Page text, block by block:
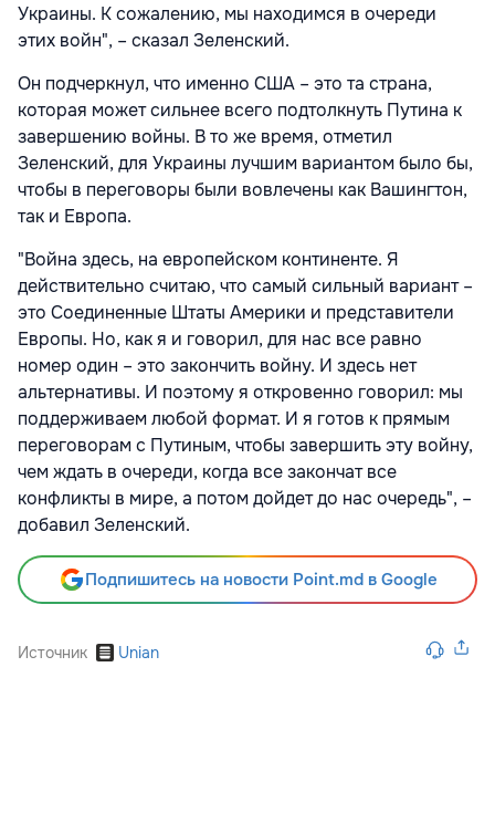
Украины. К сожалению, мы находимся в очереди
этих войн", – сказал Зеленский.
Он подчеркнул, что именно США – это та страна,
которая может сильнее всего подтолкнуть Путина к
завершению войны. В то же время, отметил
Зеленский, для Украины лучшим вариантом было бы,
чтобы в переговоры были вовлечены как Вашингтон,
так и Европа.
"Война здесь, на европейском континенте. Я
действительно считаю, что самый сильный вариант –
это Соединенные Штаты Америки и представители
Европы. Но, как я и говорил, для нас все равно
номер один – это закончить войну. И здесь нет
альтернативы. И поэтому я откровенно говорил: мы
поддерживаем любой формат. И я готов к прямым
переговорам с Путиным, чтобы завершить эту войну,
чем ждать в очереди, когда все закончат все
конфликты в мире, а потом дойдет до нас очередь", –
добавил Зеленский.
Подпишитесь на новости Point.md в Google
Источник Unian